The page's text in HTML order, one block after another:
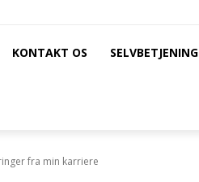
KONTAKT OS SELVBETJENING
fra min karriere